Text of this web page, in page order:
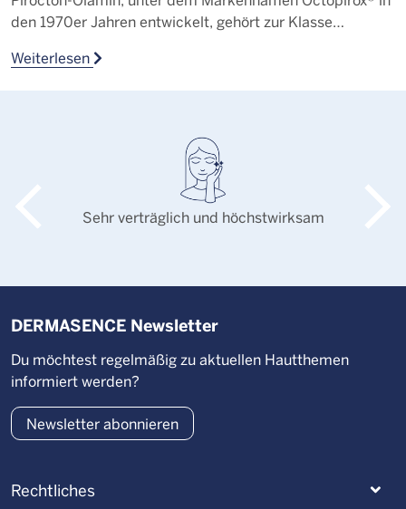
den 1970er Jahren entwickelt, gehört zur Klasse…
Weiterlesen
Sehr verträglich und höchstwirksam
Rechtliches
DERMASENCE Newsletter
Du möchtest regelmäßig zu aktuellen Hautthemen
informiert werden?
Newsletter abonnieren